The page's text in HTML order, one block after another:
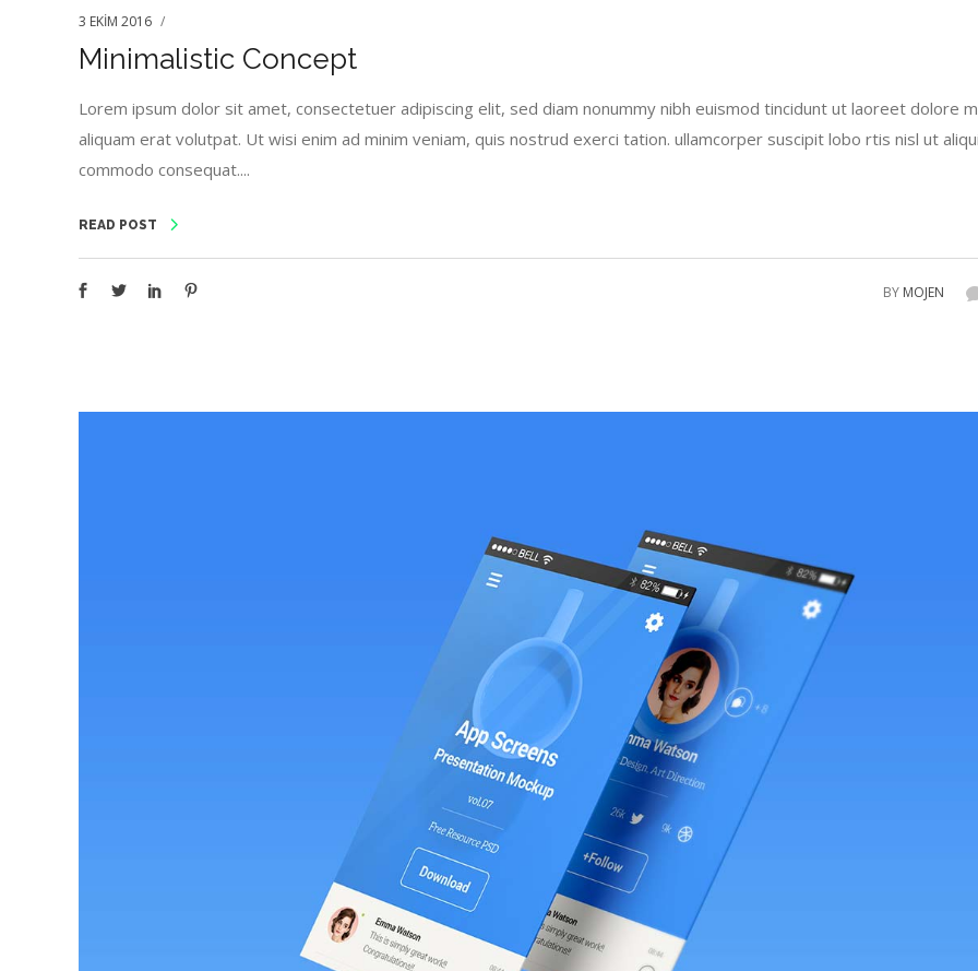
3 EKIM 2016
Minimalistic Concept
Lorem ipsum dolor sit amet, consectetuer adipiscing elit, sed diam nonummy nibh euismod tincidunt ut laoreet dolore
aliquam erat volutpat. Ut wisi enim ad minim veniam, quis nostrud exerci tation. ullamcorper suscipit lobo rtis nisl ut
commodo consequat....
READ POST
BY MOJEN